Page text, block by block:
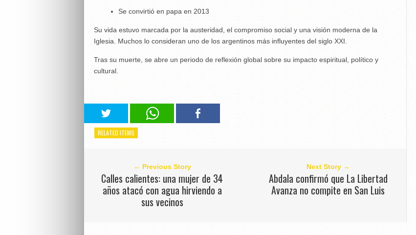
Se convirtió en papa en 2013
Su vida estuvo marcada por la austeridad, el compromiso social y una visión moderna de la
Iglesia. Muchos lo consideran uno de los argentinos más influyentes del siglo XXI.
Tras su muerte, se abre un periodo de reflexión global sobre su impacto espiritual, político y
cultural.
RELATED ITEMS
← Previous Story
Calles calientes: una mujer de 34
años atacó con agua hirviendo a
sus vecinos
Next Story →
Abdala confirmó que La Libertad
Avanza no compite en San Luis